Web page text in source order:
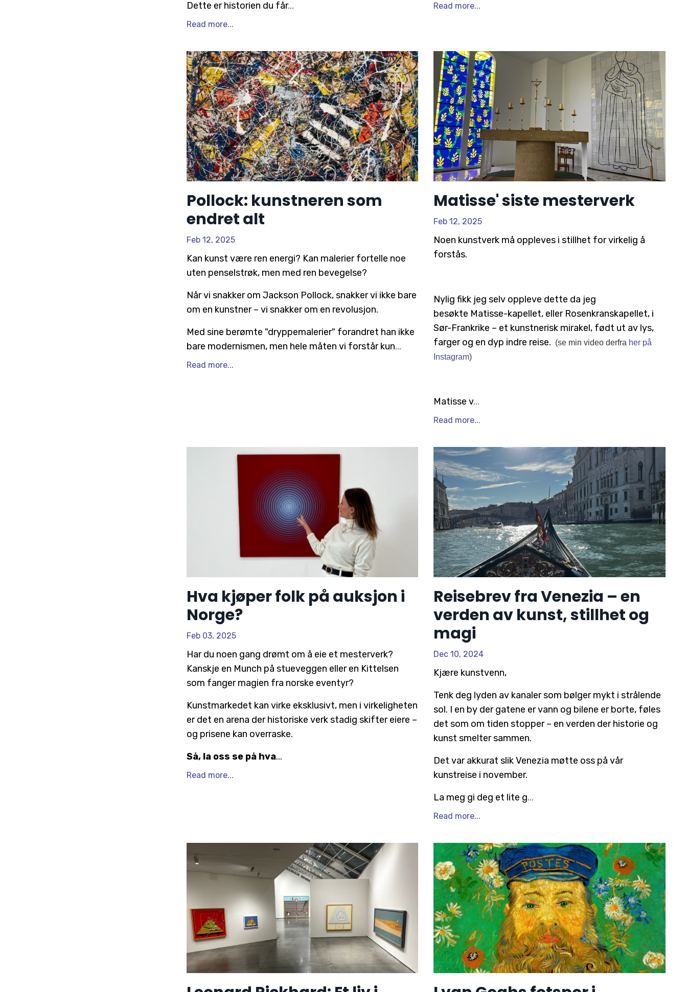
Dette er historien du får...
Read more...
Read more...
Pollock: kunstneren som
endret alt
Feb 12, 2025
Kan kunst være ren energi? Kan malerier fortelle noe
uten penselstrøk, men med ren bevegelse?
Når vi snakker om Jackson Pollock, snakker vi ikke bare
om en kunstner – vi snakker om en revolusjon.
Med sine berømte "dryppemalerier" forandret han ikke
bare modernismen, men hele måten vi forstår kun...
Read more...
Matisse' siste mesterverk
Feb 12, 2025
Noen kunstverk må oppleves i stillhet for virkelig å
forstås.
Nylig fikk jeg selv oppleve dette da jeg
besøkte Matisse-kapellet, eller Rosenkranskapellet, i
Sør-Frankrike – et kunstnerisk mirakel, født ut av lys,
farger og en dyp indre reise. (se min video derfra her på
Instagram)
Matisse v...
Read more...
Hva kjøper folk på auksjon i
Norge?
Feb 03, 2025
Har du noen gang drømt om å eie et mesterverk?
Kanskje en Munch på stueveggen eller en Kittelsen
som fanger magien fra norske eventyr?
Kunstmarkedet kan virke eksklusivt, men i virkeligheten
er det en arena der historiske verk stadig skifter eiere –
og prisene kan overraske.
Så, la oss se på hva...
Read more...
Reisebrev fra Venezia – en
verden av kunst, stillhet og
magi
Dec 10, 2024
Kjære kunstvenn,
Tenk deg lyden av kanaler som bølger mykt i strålende
sol. I en by der gatene er vann og bilene er borte, føles
det som om tiden stopper – en verden der historie og
kunst smelter sammen.
Det var akkurat slik Venezia møtte oss på vår
kunstreise i november.
La meg gi deg et lite g...
Read more...